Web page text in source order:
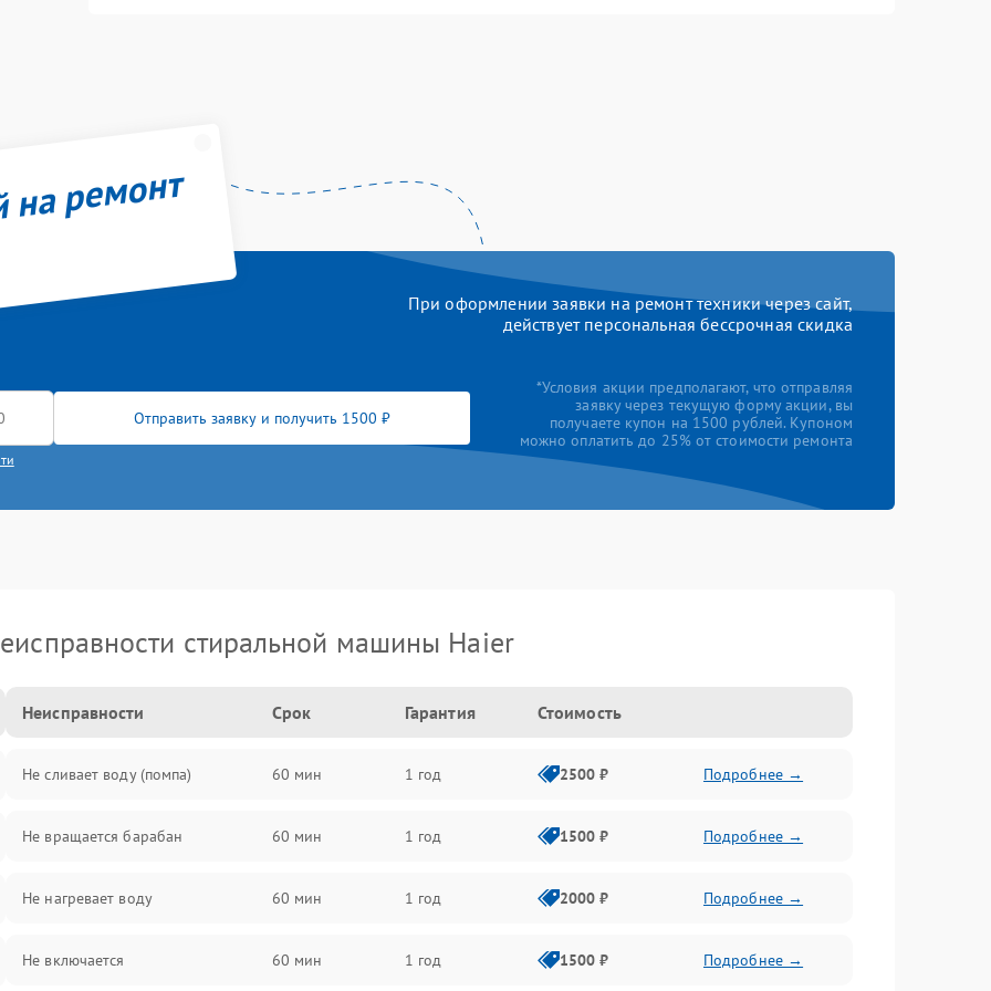
ремонт
При оформлении заявки на ремонт техники через сайт,
действует персональная бессрочная скидка
Отправить заявку и получить 1500 ₽
*Условия акции предполагают, что отправляя
заявку через текущую форму акции, вы
получаете купон на 1500 рублей. Купоном
можно оплатить до 25% от стоимости ремонта
стиральной машины Haier
Неисправности Срок Гарантия Стоимость
Не сливает воду (помпа) 60 мин 1 год 2500 ₽ Подробнее →
Не вращается барабан 60 мин 1 год 1500 ₽ Подробнее →
Не нагревает воду 60 мин 1 год 2000 ₽ Подробнее →
Не включается 60 мин 1 год 1500 ₽ Подробнее →